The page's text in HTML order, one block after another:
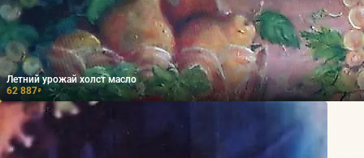
Летний урожай холст масло
62 887₽